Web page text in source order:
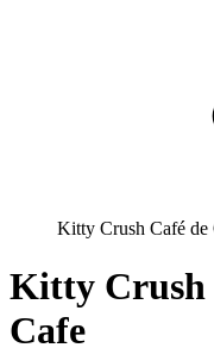
Kitty Crush Café de
Kitty Crush
Cafe